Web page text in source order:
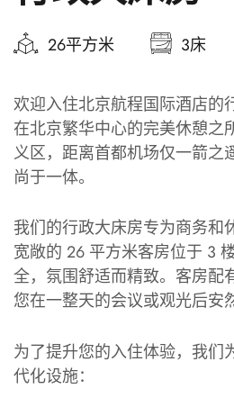
26平方米 3床
欢迎入住北京航程国际酒店的
在北京繁华中心的完美休憩之
义区，距离首都机场仅一箭之
尚于一体。
我们的行政大床房专为商务和
宽敞的 26 平方米客房位于 3
全，氛围舒适而精致。客房配
您在一整天的会议或观光后安
为了提升您的入住体验，我们
代化设施：